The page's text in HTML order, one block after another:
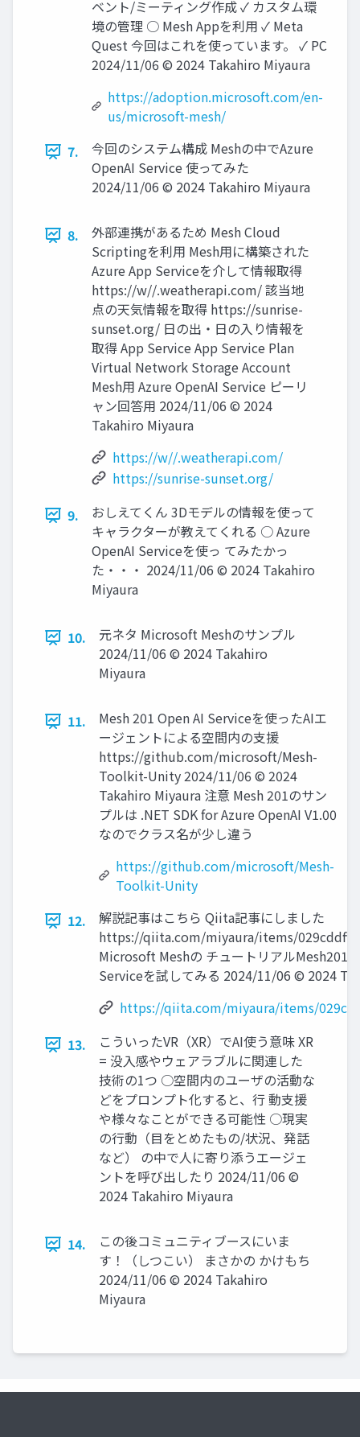
ベント/ミーティング作成 ✓ カスタム環
境の管理 ○ Mesh Appを利用 ✓ Meta
Quest 今回はこれを使っています。 ✓ PC
2024/11/06 © 2024 Takahiro Miyaura
https://adoption.microsoft.com/en-
us/microsoft-mesh/
7.
今回のシステム構成 Meshの中でAzure
OpenAI Service 使ってみた
2024/11/06 © 2024 Takahiro Miyaura
8.
外部連携があるため Mesh Cloud
Scriptingを利用 Mesh用に構築された
Azure App Serviceを介して情報取得
https://w//.weatherapi.com/ 該当地
点の天気情報を取得 https://sunrise-
sunset.org/ 日の出・日の入り情報を
取得 App Service App Service Plan
Virtual Network Storage Account
Mesh用 Azure OpenAI Service ピーリ
ャン回答用 2024/11/06 © 2024
Takahiro Miyaura
https://w//.weatherapi.com/
https://sunrise-sunset.org/
9.
おしえてくん 3Dモデルの情報を使って
キャラクターが教えてくれる ○ Azure
OpenAI Serviceを使っ てみたかっ
た・・・ 2024/11/06 © 2024 Takahiro
Miyaura
10.
元ネタ Microsoft Meshのサンプル
2024/11/06 © 2024 Takahiro
Miyaura
11.
Mesh 201 Open AI Serviceを使ったAIエ
ージェントによる空間内の支援
https://github.com/microsoft/Mesh-
Toolkit-Unity 2024/11/06 © 2024
Takahiro Miyaura 注意 Mesh 201のサン
プルは .NET SDK for Azure OpenAI V1.00
なのでクラス名が少し違う
https://github.com/microsoft/Mesh-
Toolkit-Unity
12.
解説記事はこちら Qiita記事にしました
https://qiita.com/miyaura/items/
Microsoft Meshの チュートリアルMesh201
Serviceを試してみる 2024/11/06 © 2024
https://qiita.com/miyaura/items/
13.
こういったVR（XR）でAI使う意味 XR
= 没入感やウェアラブルに関連した
技術の1つ ○空間内のユーザの活動な
どをプロンプト化すると、行 動支援
や様々なことができる可能性 ○現実
の行動（目をとめたもの/状況、発話
など） の中で人に寄り添うエージェ
ントを呼び出したり 2024/11/06 ©
2024 Takahiro Miyaura
14.
この後コミュニティブースにいま
す！（しつこい） まさかの かけもち
2024/11/06 © 2024 Takahiro
Miyaura